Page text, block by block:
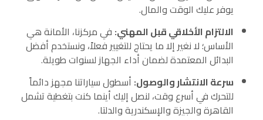
يوفر عليك الوقت والمال.
الالتزام الأخلاقي قبل المهني: في مركزنا، الأمانة هي
الأساس؛ لا نغير إلا ما يحتاج للتغيير فعلاً، ونستخدم أفضل
البدائل المعتمدة لضمان أداء الجهاز لسنوات طويلة.
سرعة الانتشار والوصول: أسطول سياراتنا مجهز دائماً
للتحرك في أسرع وقت، لنصل إليك أينما كنت بتغطية تشمل
القاهرة والجيزة والإسكندرية والدلتا.